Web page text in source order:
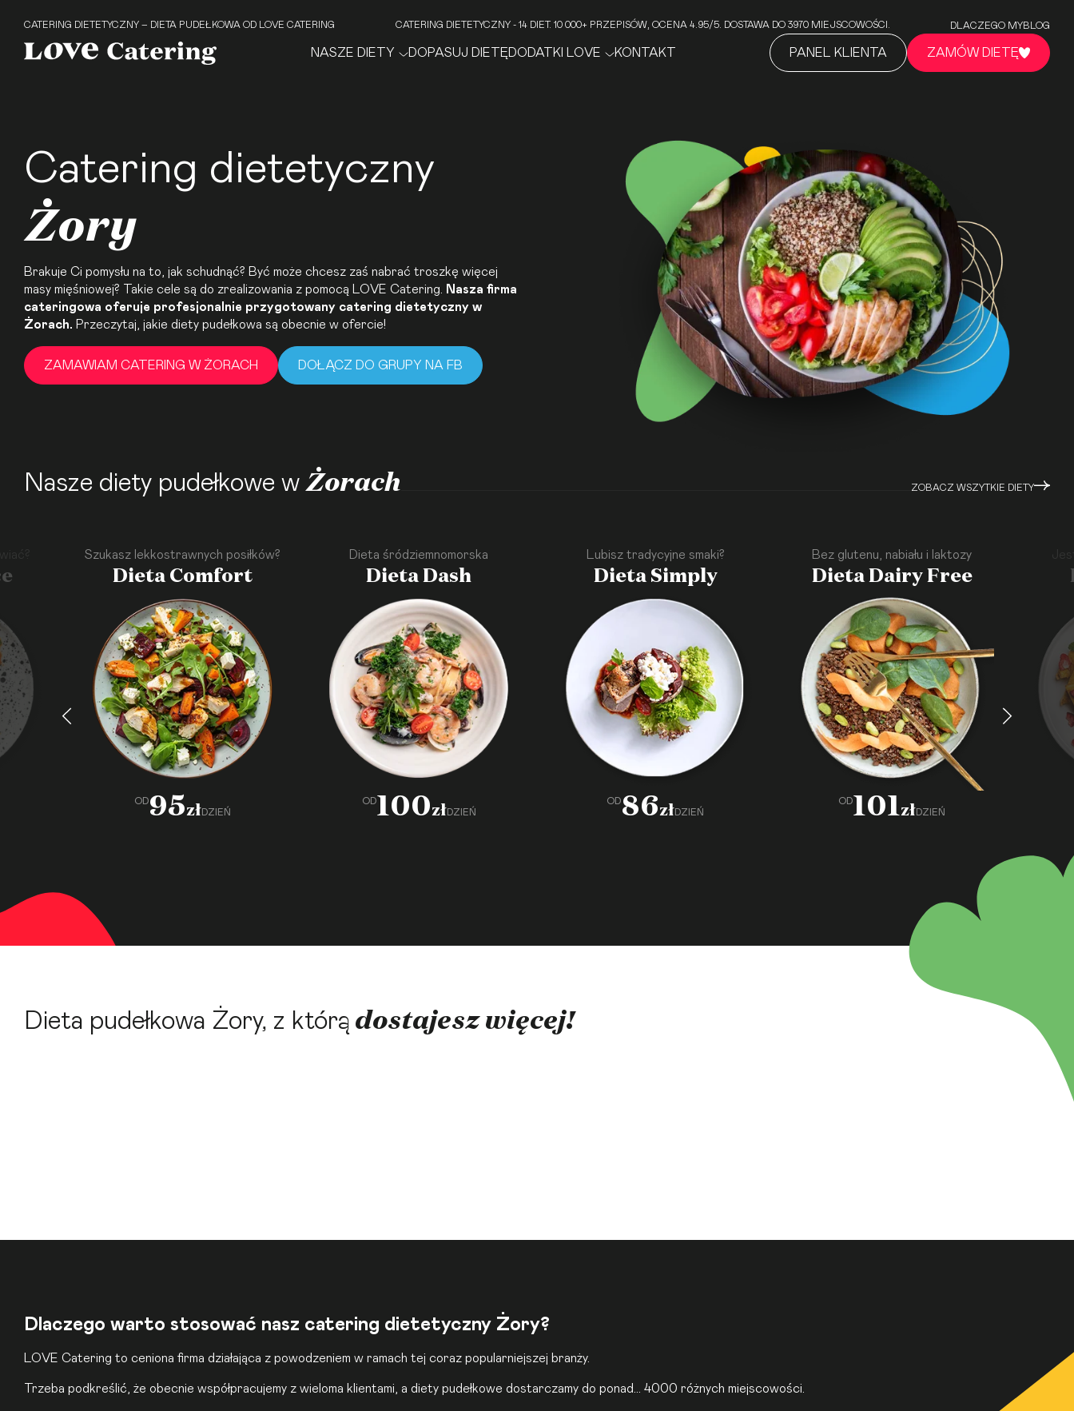
CATERING DIETETYCZNY – DIETA PUDEŁKOWA OD LOVE CATERING CATERING DIETETYCZNY - 14 DIET. 10 000+ PRZEPISÓW, OCENA 4.95/5. DOSTAWA DO 3970 MIEJSCOWOŚCI. DLACZEGO MYBLOG
NASZE DIETY DOPASUJ DIETĘ DODATKI LOVE KONTAKT PANEL KLIENTA ZAMÓW DIETĘ
Catering dietetyczny
Żory
Brakuje Ci pomysłu na to, jak schudnąć? Być może chcesz zaś nabrać troszkę więcej
masy mięśniowej? Takie cele są do zrealizowania z pomocą LOVE Catering. Nasza firma
cateringowa oferuje profesjonalnie przygotowany catering dietetyczny w
Żorach. Przeczytaj, jakie diety pudełkowa są obecnie w ofercie!
ZAMAWIAM CATERING W ŻORACH DOŁĄCZ DO GRUPY NA FB
Nasze diety pudełkowe wŻorach ZOBACZ WSZYTKIE DIETY
·
Szukasz lekkostrawnych posiłków?
Dieta Comfort
OD95zł DZIEŃ
Dieta śródziemnomorska
Dieta Dash
OD100zł DZIEŃ
Lubisz tradycyjne smaki?
Dieta Simply
·
OD86złDZIEŃ
Bez glutenu, nabiału i laktozy
Dieta Dairy Free
OD101złDZIEŃ
Dieta pudełkowa Żory, z którą dostajesz więcej!
Dlaczego warto stosować nasz catering dietetyczny Żory?
LOVE Catering to ceniona firma działająca z powodzeniem w ramach tej coraz popularniejszej branży.
Trzeba podkreślić, że obecnie współpracujemy z wieloma klientami, a diety pudełkowe dostarczamy do ponad… 4000 różnych miejscowości.